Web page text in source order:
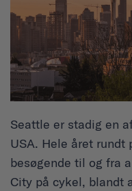
Seattle er stadig en
USA. Hele året rundt
besøgende til og fra
City på cykel, blandt